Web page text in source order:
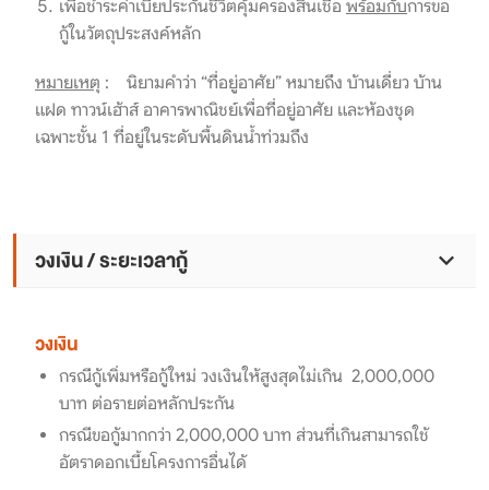
เพื่อชำระค่าเบี้ยประกันชีวิตคุ้มครองสินเชื่อ พร้อมกับการขอ
กู้ในวัตถุประสงค์หลัก
หมายเหตุ : นิยามคำว่า “ที่อยู่อาศัย” หมายถึง บ้านเดี่ยว บ้าน
แฝด ทาวน์เฮ้าส์ อาคารพาณิชย์เพื่อที่อยู่อาศัย และห้องชุด
เฉพาะชั้น 1 ที่อยู่ในระดับพื้นดินน้ำท่วมถึง
วงเงิน / ระยะเวลากู้
วงเงิน
กรณีกู้เพิ่มหรือกู้ใหม่ วงเงินให้สูงสุดไม่เกิน 2,000,000
บาท ต่อรายต่อหลักประกัน
กรณีขอกู้มากกว่า 2,000,000 บาท ส่วนที่เกินสามารถใช้
อัตราดอกเบี้ยโครงการอื่นได้